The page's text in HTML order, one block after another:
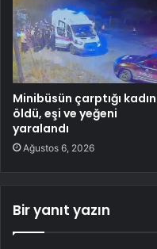
Minibüsün çarptığı kadın
öldü, eşi ve yeğeni
yaralandı
Ağustos 6, 2026
Bir yanıt yazın